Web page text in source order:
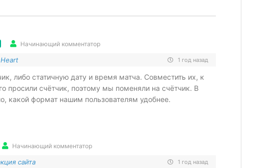
Начинающий комментатор
1 год назад
либо статичную дату и время матча. Совместить их, к
просили счётчик, поэтому мы поменяли на счётчик. В
какой формат нашим пользователям удобнее.
Начинающий комментатор
сайта 1 год назад